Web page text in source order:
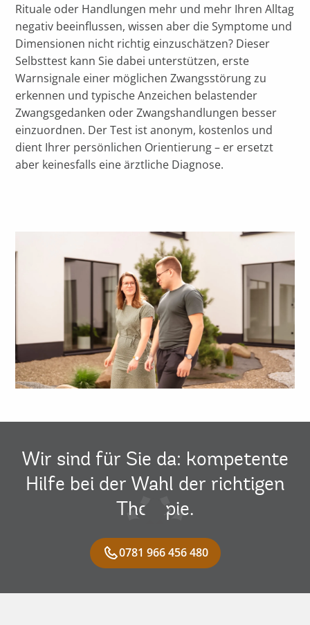
Rituale oder Handlungen mehr und mehr Ihren Alltag
negativ beeinflussen, wissen aber die Symptome und
Dimensionen nicht richtig einzuschätzen? Dieser
Selbsttest kann Sie dabei unterstützen, erste
Warnsignale einer möglichen Zwangsstörung zu
erkennen und typische Anzeichen belastender
Zwangsgedanken oder Zwangshandlungen besser
einzuordnen. Der Test ist anonym, kostenlos und
dient Ihrer persönlichen Orientierung – er ersetzt
aber keinesfalls eine ärztliche Diagnose.
Wir sind für Sie da: kompetente
Hilfe bei der Wahl der richtigen
Therapie.
0781 966 456 480